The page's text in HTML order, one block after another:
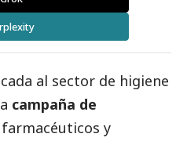
al sector de higiene
campaña de
y